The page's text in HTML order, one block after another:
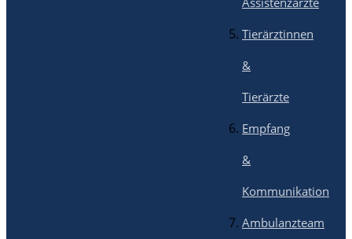
Tierärztinnen
&
Tierärzte
Empfang
&
Kommunikation
Ambulanzteam